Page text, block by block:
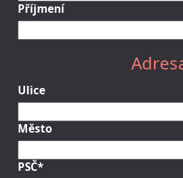
Příjmení
Ulice
Město
PSČ*